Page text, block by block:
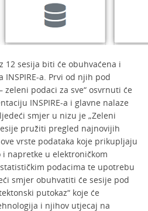
12 sesija biti će obuhvaćena i
a. Prvi od njih pod
zeleni podaci za sve“ osvrnuti će
INSPIRE-a i glavne nalaze
smjer u nizu je „Zeleni
pružiti pregled najnovijih
vrste podataka koje prikupljaju
napretke u elektroničkom
podacima te upotrebu
smjer obuhvatiti će sesije pod
putokaz“ koje će
i njihov utjecaj na